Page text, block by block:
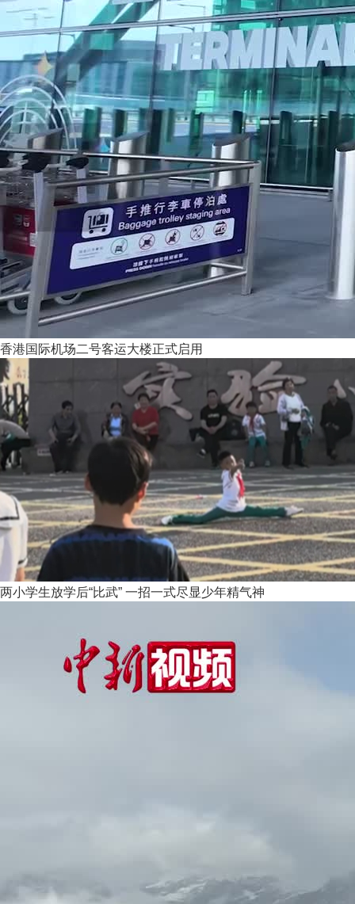
香港国际机场二号客运大楼正式启用
两小学生放学后“比武” 一招一式尽显少年精气神